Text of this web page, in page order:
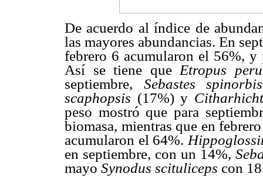
De acuerdo al índice de
las mayores abundancias. En
febrero 6 acumularon el 56%,
Así se tiene que Etropus
septiembre, Sebastes spinorbis
scaphopsis (17%) y
peso mostró que para
biomasa, mientras que en
acumularon el 64%.
en septiembre, con un 14%,
mayo Synodus scituliceps con